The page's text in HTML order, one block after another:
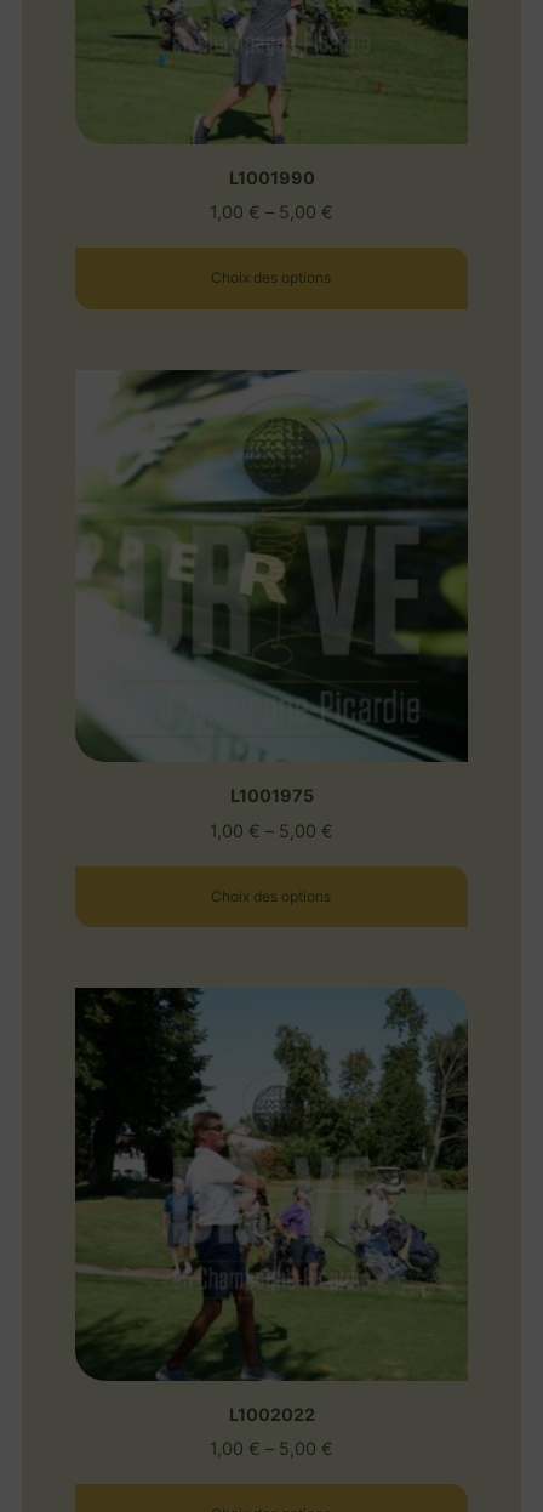
L1001990
1,00 € – 5,00 €
Choix des options
L1001975
1,00 € – 5,00 €
Choix des options
L1002022
1,00 € – 5,00 €